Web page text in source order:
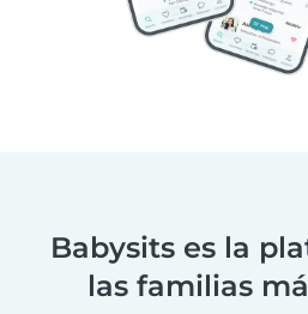
Babysits es la
las familias